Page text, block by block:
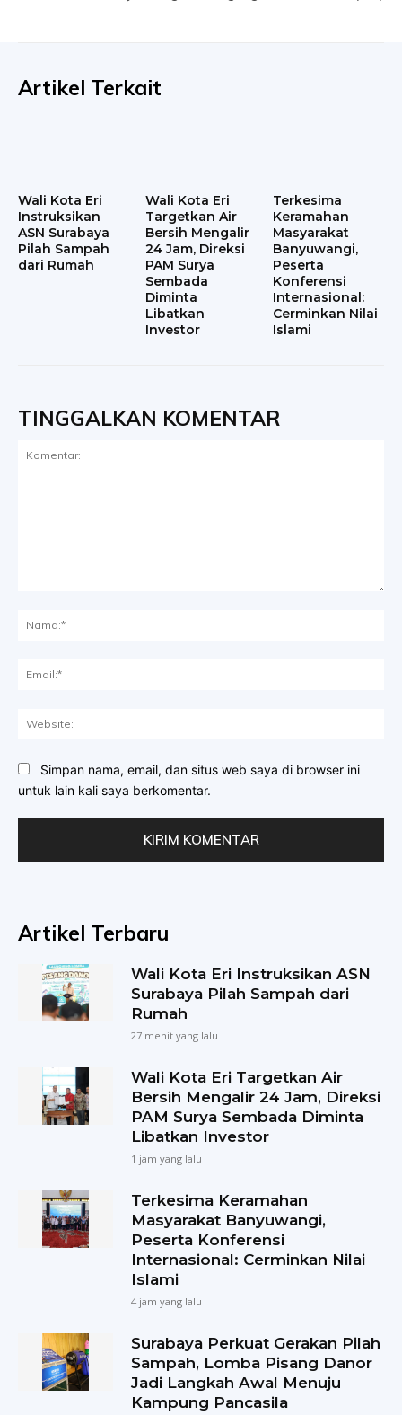
Artikel Terkait
Wali Kota Eri
Instruksikan
ASN Surabaya
Pilah Sampah
dari Rumah
Wali Kota Eri
Targetkan Air
Bersih Mengalir
24 Jam, Direksi
PAM Surya
Sembada
Diminta
Libatkan
Investor
Terkesima
Keramahan
Masyarakat
Banyuwangi,
Peserta
Konferensi
Internasional:
Cerminkan Nilai
Islami
TINGGALKAN KOMENTAR
Simpan nama, email, dan situs web saya di browser ini
untuk lain kali saya berkomentar.
Artikel Terbaru
Wali Kota Eri Instruksikan ASN
Surabaya Pilah Sampah dari
Rumah
27 menit yang lalu
Wali Kota Eri Targetkan Air
Bersih Mengalir 24 Jam, Direksi
PAM Surya Sembada Diminta
Libatkan Investor
1 jam yang lalu
Terkesima Keramahan
Masyarakat Banyuwangi,
Peserta Konferensi
Internasional: Cerminkan Nilai
Islami
4 jam yang lalu
Surabaya Perkuat Gerakan Pilah
Sampah, Lomba Pisang Danor
Jadi Langkah Awal Menuju
Kampung Pancasila